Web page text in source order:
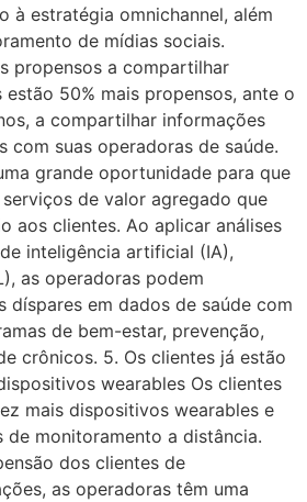
à estratégia omnichannel, além
de mídias sociais.
propensos a compartilhar
50% mais propensos, ante o
a compartilhar informações
com suas operadoras de saúde.
grande oportunidade para que
de valor agregado que
aos clientes. Ao aplicar análises
inteligência artificial (IA),
as operadoras podem
díspares em dados de saúde com
de bem-estar, prevenção,
crônicos. 5. Os clientes já estão
wearables Os clientes
mais dispositivos wearables e
de monitoramento a distância.
dos clientes de
as operadoras têm uma